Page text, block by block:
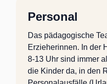
Personal
Das pädagogische
Erzieherinnen. In der
8-13 Uhr sind immer
die Kinder da, in den